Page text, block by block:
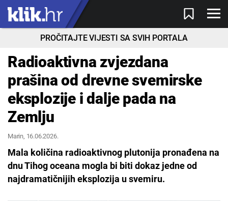
PROČITAJTE VIJESTI SA SVIH PORTALA
Radioaktivna zvjezdana
prašina od drevne svemirske
eksplozije i dalje pada na
Zemlju
Marin, 16.06.2026.
Mala količina radioaktivnog plutonija pronađena na
dnu Tihog oceana mogla bi biti dokaz jedne od
najdramatičnijih eksplozija u svemiru.